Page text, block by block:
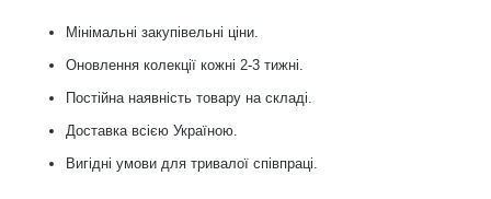
Мінімальні закупівельні ціни.
Оновлення колекції кожні 2-3 тижні.
Постійна наявність товару на складі.
Доставка всією Україною.
Вигідні умови для тривалої співпраці.